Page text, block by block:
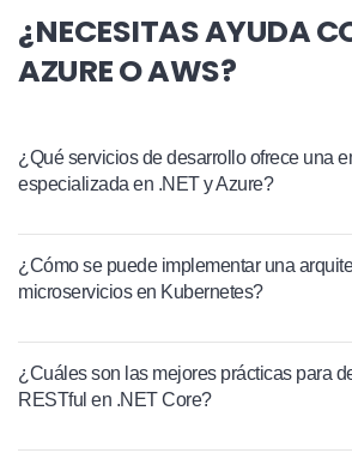
¿NECESITAS AYUDA
AZURE O AWS?
¿Qué servicios de desarrollo ofrece una
especializada en .NET y Azure?
¿Cómo se puede implementar una
microservicios en Kubernetes?
¿Cuáles son las mejores prácticas para
RESTful en .NET Core?